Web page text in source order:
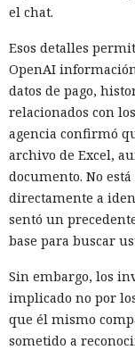
el chat.
Esos detalles
OpenAI
datos de pago,
relacionados con
agencia confirmó
archivo de Excel,
documento. No
directamente a
sentó un
base para buscar
Sin embargo, los
implicado no por
que él mismo
sometido a